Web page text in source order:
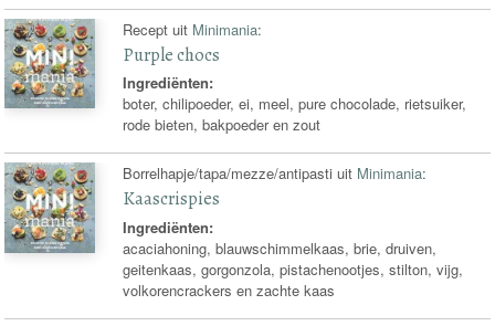
Recept uit Minimania:
Purple chocs
Ingrediënten:
boter, chilipoeder, ei, meel, pure chocolade, rietsuiker,
rode bieten, bakpoeder en zout
Borrelhapje/tapa/mezze/antipasti uit Minimania:
Kaascrispies
Ingrediënten:
acaciahoning, blauwschimmelkaas, brie, druiven,
geitenkaas, gorgonzola, pistachenootjes, stilton, vijg,
volkorencrackers en zachte kaas